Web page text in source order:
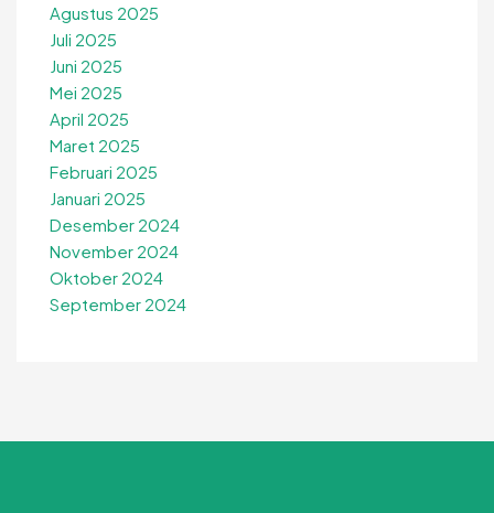
Agustus 2025
Juli 2025
Juni 2025
Mei 2025
April 2025
Maret 2025
Februari 2025
Januari 2025
Desember 2024
November 2024
Oktober 2024
September 2024